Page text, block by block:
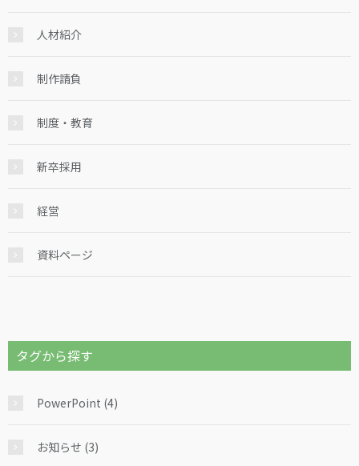
人材紹介
制作請負
制度・教育
新卒採用
経営
資料ページ
タグから探す
PowerPoint (4)
お知らせ (3)